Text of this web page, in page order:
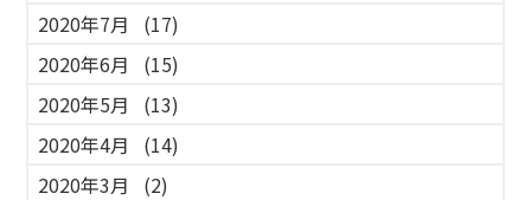
2020年7月
(17)
2020年6月
(15)
2020年5月
(13)
2020年4月
(14)
2020年3月
(2)